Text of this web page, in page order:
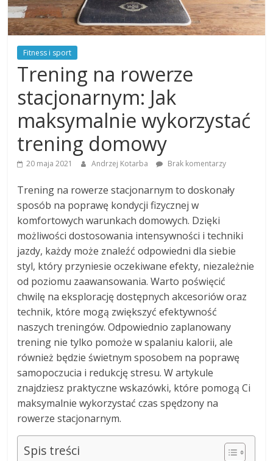
Fitness i sport
Trening na rowerze
stacjonarnym: Jak
maksymalnie wykorzystać
trening domowy
20 maja 2021 Andrzej Kotarba Brak komentarzy
Trening na rowerze stacjonarnym to doskonały
sposób na poprawę kondycji fizycznej w
komfortowych warunkach domowych. Dzięki
możliwości dostosowania intensywności i techniki
jazdy, każdy może znaleźć odpowiedni dla siebie
styl, który przyniesie oczekiwane efekty, niezależnie
od poziomu zaawansowania. Warto poświęcić
chwilę na eksplorację dostępnych akcesoriów oraz
technik, które mogą zwiększyć efektywność
naszych treningów. Odpowiednio zaplanowany
trening nie tylko pomoże w spalaniu kalorii, ale
również będzie świetnym sposobem na poprawę
samopoczucia i redukcję stresu. W artykule
znajdziesz praktyczne wskazówki, które pomogą Ci
maksymalnie wykorzystać czas spędzony na
rowerze stacjonarnym.
Spis treści